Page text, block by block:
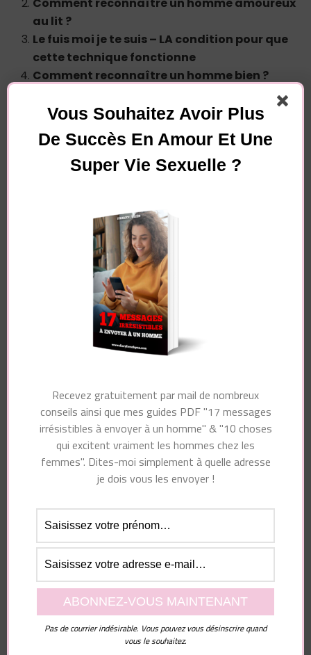
au lit ?
Le fuis moi je te suis – LA condition pour que
cette technique fonctionne
Comment reconnaître un homme bien ?
Vous souhaitez avoir plus de
succès en amour et une
super vie sexuelle ?
Pour recevoir gratuitement par mail de nombreux
conseils ainsi que mon guide PDF "10 choses
qui excitent vraiment les hommes chez les
femmes", dites-moi simplement à quelle adresse
je dois vous les envoyer !
Essayez. Vous pouvez vous désinscrire à tout moment.
Navigation
d'article
Article précédent
Comprendre la
homme évitant
Comment faire
tomber amoureux un
plus âgé (l’écart
Vous Souhaitez Avoir Plus
De Succès En Amour Et Une
Super Vie Sexuelle ?
Recevez gratuitement par mail de nombreux
conseils ainsi que mes guides PDF "17 messages
irrésistibles à envoyer à un homme" & "10 choses
qui excitent vraiment les hommes chez les
femmes". Dites-moi simplement à quelle adresse
je dois vous les envoyer !
Pas de courrier indésirable. Vous pouvez vous désinscrire quand
vous le souhaitez.